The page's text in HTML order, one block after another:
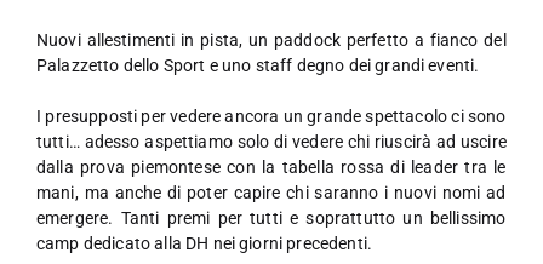
Nuovi allestimenti in pista, un paddock perfetto a fianco del
Palazzetto dello Sport e uno staff degno dei grandi eventi.
I presupposti per vedere ancora un grande spettacolo ci sono
tutti… adesso aspettiamo solo di vedere chi riuscirà ad uscire
dalla prova piemontese con la tabella rossa di leader tra le
mani, ma anche di poter capire chi saranno i nuovi nomi ad
emergere. Tanti premi per tutti e soprattutto un bellissimo
camp dedicato alla DH nei giorni precedenti.